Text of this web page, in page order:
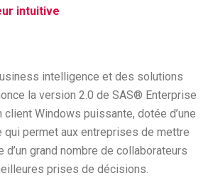
intuitive
intelligence et des solutions
la version 2.0 de SAS® Enterprise
Windows puissante, dotée d’une
qui permet aux entreprises de mettre
d’un grand nombre de collaborateurs
prises de décisions.